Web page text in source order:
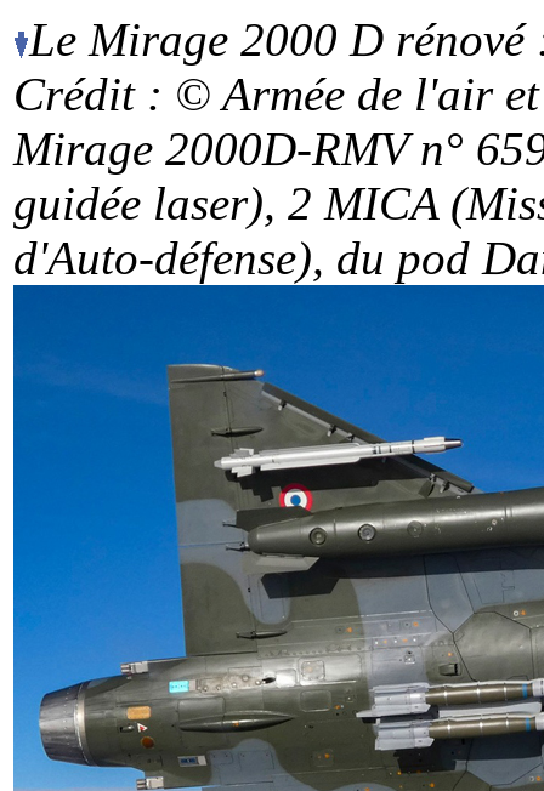
Le Mirage 2000 D rénové
Crédit : © Armée de l'air
Mirage 2000D-RMV n°
guidée laser), 2 MICA
d'Auto-défense), du pod